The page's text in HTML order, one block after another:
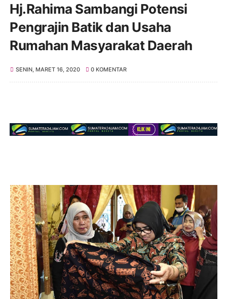
Hj.Rahima Sambangi Potensi
Pengrajin Batik dan Usaha
Rumahan Masyarakat Daerah
SENIN, MARET 16, 2020 0 KOMENTAR